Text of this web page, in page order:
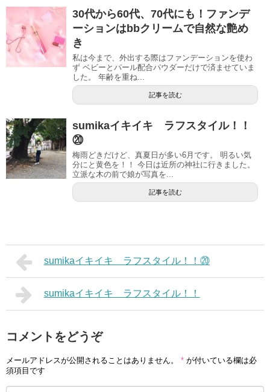
30代から60代、70代にも！ファンデ
ーションはbbクリームで自然な艶め
き
私は今まで、外出する際はファンデーションを使わ
ず ベビーとパール配合パウダーだけで済ませていま
した。 年齢を重ね...
記事を読む
sumikaイキイキ ラフスタイル！！
⑳
梅雨どきだけど、真夏日が多い6月です。 明るい気
分にと黄色を！！ 今日は近所の神社に行きました。
立派な木の前で娘が写真を...
記事を読む
sumikaイキイキ ラフスタイル！！⑳
sumikaイキイキ ラフスタイル！！
コメントをどうぞ
メールアドレスが公開されることはありません。 * が付いている欄は必
須項目です